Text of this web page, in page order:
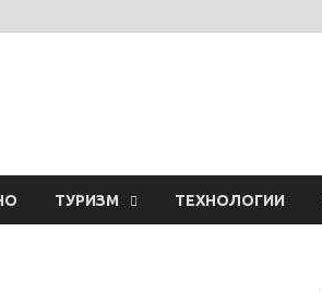
ТУРИЗМ ТЕХНОЛОГИИ